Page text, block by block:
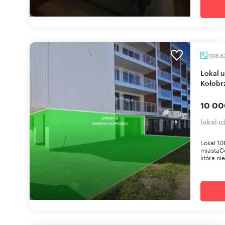
Lokal użytkowy 108 m² z ogródkiem w West Park
10
lokal
Lokal
która